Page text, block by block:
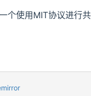
个使用MIT协议进行